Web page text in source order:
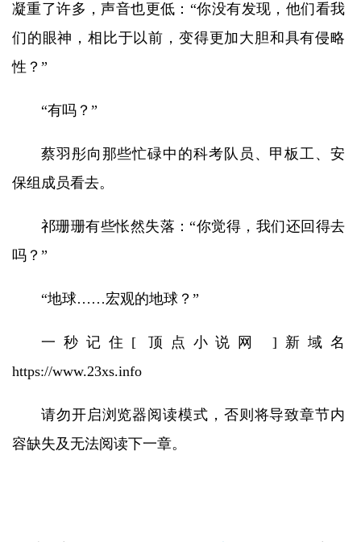
凝重了许多，声音也更低：“你没有发现，他们看我
们的眼神，相比于以前，变得更加大胆和具有侵略
性？”
“有吗？”
蔡羽彤向那些忙碌中的科考队员、甲板工、安
保组成员看去。
祁珊珊有些怅然失落：“你觉得，我们还回得去
吗？”
“地球……宏观的地球？”
一秒记住[ 顶点小说网 ]新域名
https://www.23xs.info
请勿开启浏览器阅读模式，否则将导致章节内
容缺失及无法阅读下一章。